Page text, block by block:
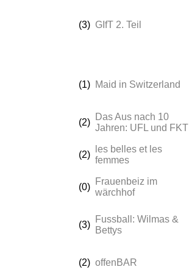
(3) GIfT 2. Teil
(1) Maid in Switzerland
(2)
Das Aus nach 10
Jahren: UFL und FKT
(2)
les belles et les
femmes
(0)
Frauenbeiz im
wärchhof
(3)
Fussball: Wilmas &
Bettys
(2) offenBAR